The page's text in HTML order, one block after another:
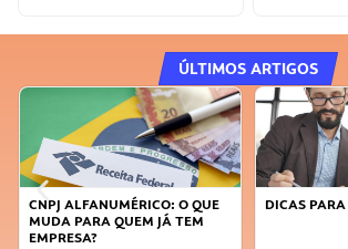
ÚLTIMOS ARTIGOS
CNPJ ALFANUMÉRICO: O QUE
MUDA PARA QUEM JÁ TEM
EMPRESA?
DICAS